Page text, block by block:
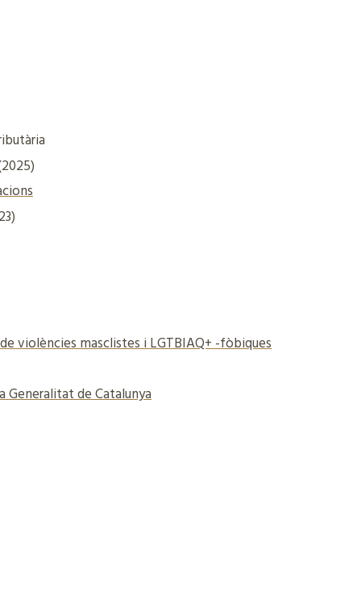
violències masclistes i LGTBIAQ+ -fòbiques
Generalitat de Catalunya